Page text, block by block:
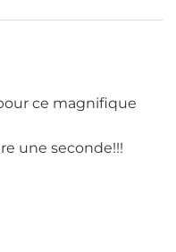
ce magnifique
une seconde!!!